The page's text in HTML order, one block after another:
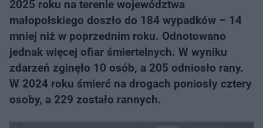
2025 roku na terenie województwa
małopolskiego doszło do 184 wypadków – 14
mniej niż w poprzednim roku. Odnotowano
jednak więcej ofiar śmiertelnych. W wyniku
zdarzeń zginęło 10 osób, a 205 odniosło rany.
W 2024 roku śmierć na drogach poniosły cztery
osoby, a 229 zostało rannych.